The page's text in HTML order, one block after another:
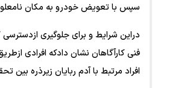
سپس با تعویض خودرو به مکان
دراین شرایط و برای جلوگیری
فنی کارآگاهان نشان دادکه افرادی
افراد مرتبط با آدم ربایان زیرذره